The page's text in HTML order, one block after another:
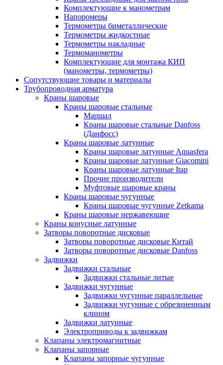
Комплектующие к манометрам
Напоромеры
Термометры биметаллические
Термометры жидкостные
Термометры накладные
Термоманометры
Комплектующие для монтажа КИП
(манометры, термометры)
Сопутствующие товары и материалы
Трубопроводная арматура
Краны шаровые
Краны шаровые стальные
Маршал
Краны шаровые стальные Danfoss
(Данфосс)
Краны шаровые латунные
Краны шаровые латунные Aquasfera
Краны шаровые латунные Giacomini
Краны шаровые латунные Itap
Прочие производители
Муфтовые шаровые краны
Краны шаровые чугунные
Краны шаровые чугунные Zetkama
Краны шаровые нержавеющие
Краны конусные латунные
Затворы поворотные дисковые
Затворы поворотные дисковые Китай
Затворы поворотные дисковые Danfoss
Задвижки
Задвижки стальные
Задвижки стальные литые
Задвижки чугунные
Задвижки чугунные параллельные
Задвижки чугунные с обрезиненным
клином
Задвижки латунные
Электроприводы к задвижкам
Клапаны электромагнитные
Клапаны запорные
Клапаны запорные чугунные